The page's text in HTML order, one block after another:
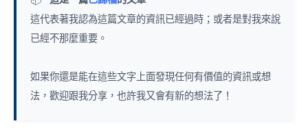
這代表著我認為這篇文章的資訊已經過時；或者是對我來說
已經不那麼重要。
如果你還是能在這些文字上面發現任何有價值的資訊或想
法，歡迎跟我分享，也許我又會有新的想法了！